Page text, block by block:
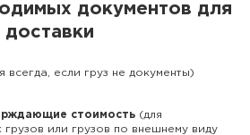
документов для
доставки
всегда, если груз не документы)
стоимость (для
или грузов по внешнему виду